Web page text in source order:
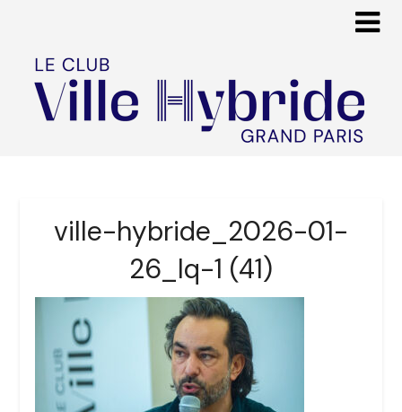
ville-hybride_2026-01-
26_lq-1 (41)